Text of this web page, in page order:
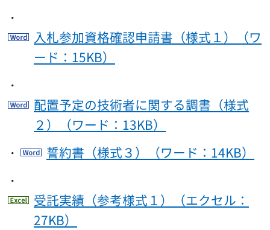
・
入札参加資格確認申請書（様式１）（ワ
ード：15KB）
・
配置予定の技術者に関する調書（様式
２）（ワード：13KB）
・
誓約書（様式３）（ワード：14KB）
・
受託実績（参考様式１）（エクセル：
27KB）